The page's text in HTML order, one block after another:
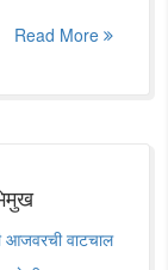
Read More
आजवरची वाटचाल